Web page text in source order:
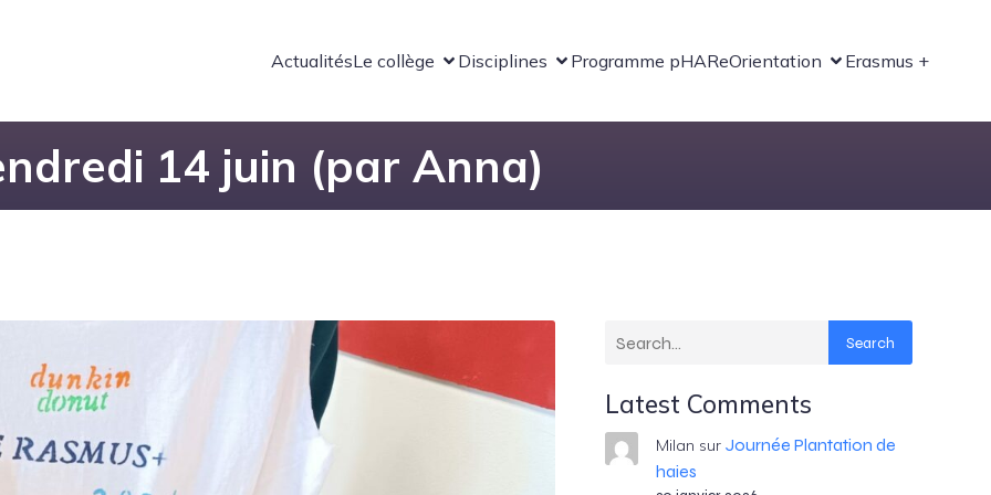
ActualitésLe collège Disciplines Programme pHAReOrientation Erasmus +
14 juin (par Anna)
Search
Latest Comments
Milan sur Journée Plantation de
haies